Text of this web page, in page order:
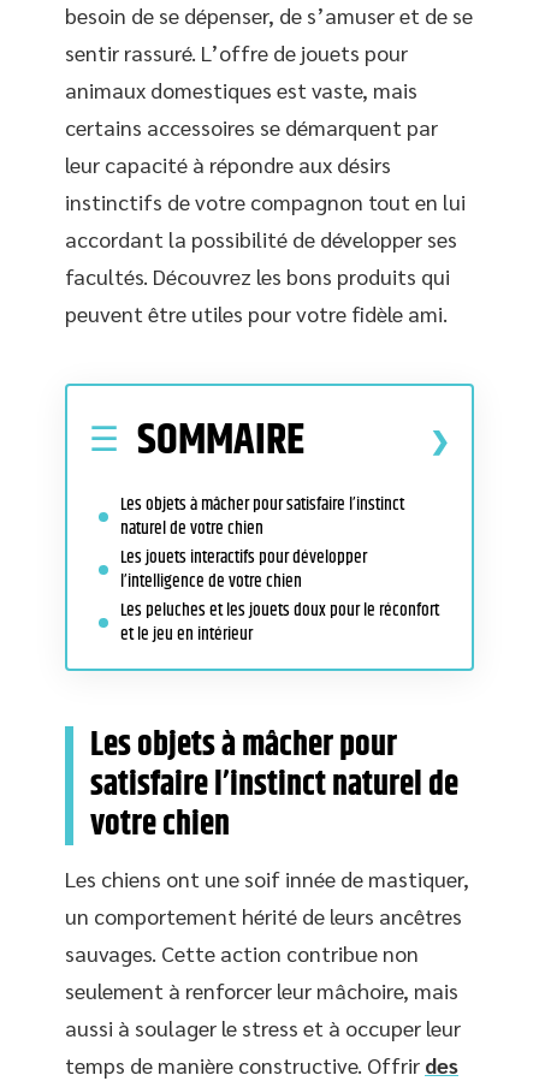
besoin de se dépenser, de s’amuser et de se
sentir rassuré. L’offre de jouets pour
animaux domestiques est vaste, mais
certains accessoires se démarquent par
leur capacité à répondre aux désirs
instinctifs de votre compagnon tout en lui
accordant la possibilité de développer ses
facultés. Découvrez les bons produits qui
peuvent être utiles pour votre fidèle ami.
SOMMAIRE
Les objets à mâcher pour satisfaire l’instinct
naturel de votre chien
Les jouets interactifs pour développer
l’intelligence de votre chien
Les peluches et les jouets doux pour le réconfort
et le jeu en intérieur
Les objets à mâcher pour
satisfaire l’instinct naturel de
votre chien
Les chiens ont une soif innée de mastiquer,
un comportement hérité de leurs ancêtres
sauvages. Cette action contribue non
seulement à renforcer leur mâchoire, mais
aussi à soulager le stress et à occuper leur
temps de manière constructive. Offrir des